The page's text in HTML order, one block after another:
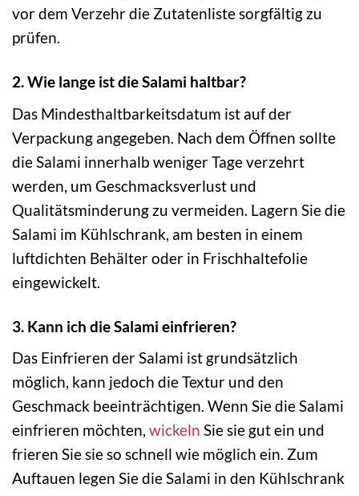
vor dem Verzehr die Zutatenliste sorgfältig zu
prüfen.
2. Wie lange ist die Salami haltbar?
Das Mindesthaltbarkeitsdatum ist auf der
Verpackung angegeben. Nach dem Öffnen sollte
die Salami innerhalb weniger Tage verzehrt
werden, um Geschmacksverlust und
Qualitätsminderung zu vermeiden. Lagern Sie die
Salami im Kühlschrank, am besten in einem
luftdichten Behälter oder in Frischhaltefolie
eingewickelt.
3. Kann ich die Salami einfrieren?
Das Einfrieren der Salami ist grundsätzlich
möglich, kann jedoch die Textur und den
Geschmack beeinträchtigen. Wenn Sie die Salami
einfrieren möchten, wickeln Sie sie gut ein und
frieren Sie sie so schnell wie möglich ein. Zum
Auftauen legen Sie die Salami in den Kühlschrank